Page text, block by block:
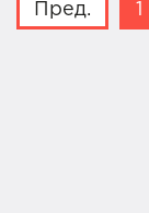
Пред.